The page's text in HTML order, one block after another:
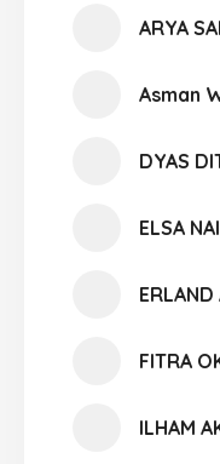
ARYA
Asman
DYAS
ELSA
ERLAND
FITRA
ILHAM